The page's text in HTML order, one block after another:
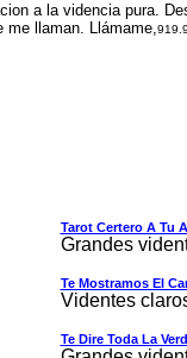
a la videncia pura.
me llaman. Llámame,91
Tarot Certero A Tu
Grandes
Te Mostramos El
Videntes
Te Dire Toda La